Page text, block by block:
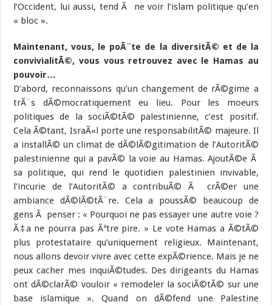
l’Occident, lui aussi, tend Ã ne voir l’islam politique qu’en
« bloc ».
Maintenant, vous, le poÃ¨te de la diversitÃ© et de la
convivialitÃ©, vous vous retrouvez avec le Hamas au
pouvoir…
D’abord, reconnaissons qu’un changement de rÃ©gime a
trÃ¨s dÃ©mocratiquement eu lieu. Pour les moeurs
politiques de la sociÃ©tÃ© palestinienne, c’est positif.
Cela Ã©tant, IsraÃ«l porte une responsabilitÃ© majeure. Il
a installÃ© un climat de dÃ©lÃ©gitimation de l’AutoritÃ©
palestinienne qui a pavÃ© la voie au Hamas. AjoutÃ©e Ã
sa politique, qui rend le quotidien palestinien invivable,
l’incurie de l’AutoritÃ© a contribuÃ© Ã crÃ©er une
ambiance dÃ©lÃ©tÃ¨re. Cela a poussÃ© beaucoup de
gens Ã penser : « Pourquoi ne pas essayer une autre voie ?
Ã‡a ne pourra pas Ãªtre pire. » Le vote Hamas a Ã©tÃ©
plus protestataire qu’uniquement religieux. Maintenant,
nous allons devoir vivre avec cette expÃ©rience. Mais je ne
peux cacher mes inquiÃ©tudes. Des dirigeants du Hamas
ont dÃ©clarÃ© vouloir « remodeler la sociÃ©tÃ© sur une
base islamique ». Quand on dÃ©fend une Palestine